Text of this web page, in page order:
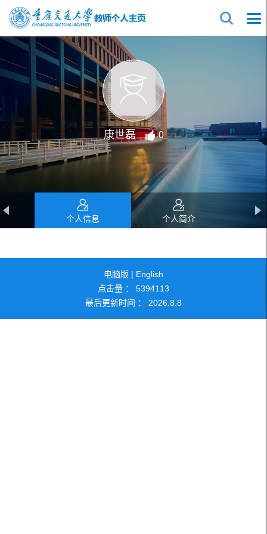
康世磊 0
个人信息 个人简介
社会兼职 研究方向
电脑版 | English
点击量 ： 5394113
最后更新时间 ： 2026 8 8